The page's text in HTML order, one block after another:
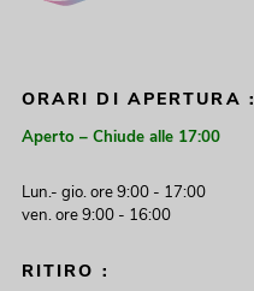
ORARI DI APERTURA :
Aperto – Chiude alle 17:00
Lun.- gio. ore 9:00 - 17:00
ven. ore 9:00 - 16:00
RITIRO :